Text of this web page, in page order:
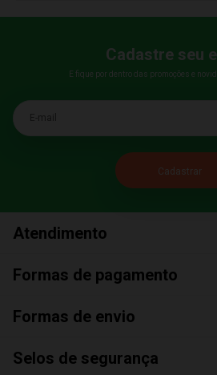
Cadastre seu
E fique por dentro das promoções e
E-mail
Atendimento
Formas de pagamento
Formas de envio
Selos de segurança